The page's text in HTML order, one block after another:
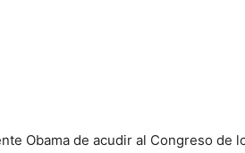
Obama de acudir al Congreso de